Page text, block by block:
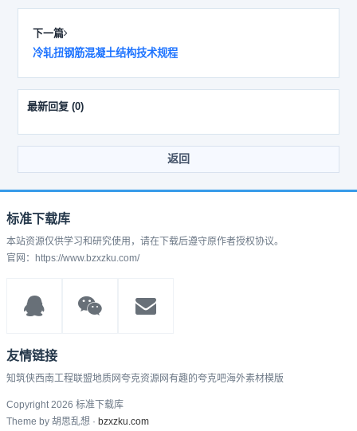
下一篇
冷轧扭钢筋混凝土结构技术规程
最新回复 (0)
返回
标准下载库
本站资源仅供学习和研究使用，请在下载后遵守原作者授权协议。
官网：https://www.bzxzku.com/
友情链接
知筑侠西南工程联盟地质网夸克资源网有趣的夸克吧海外素材模版
Copyright 2026 标准下载库
Theme by 胡思乱想 · bzxzku.com